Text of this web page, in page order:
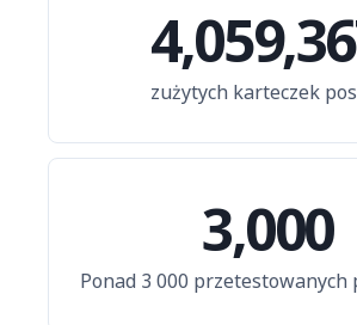
zużytych karteczek
3,000
Ponad 3 000